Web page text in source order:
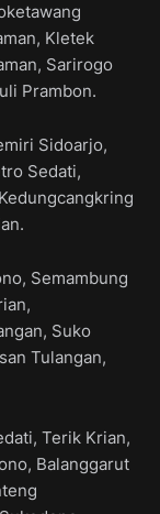
Kletek
Sarirogo
Prambon.
Sidoarjo,
Sedati,
Semambung
Suko
Tulangan,
Terik Krian,
Balanggarut